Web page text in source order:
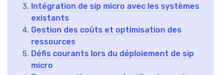
Intégration de sip micro avec les systèmes
existants
Gestion des coûts et optimisation des
ressources
Défis courants lors du déploiement de sip
micro